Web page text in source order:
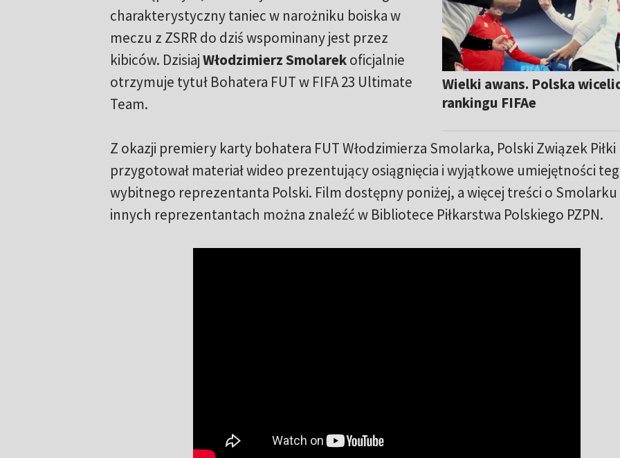
Wielki awans. Polska
rankingu FIFAe
charakterystyczny taniec w narożniku boiska w
meczu z ZSRR do dziś wspominany jest przez
kibiców. DzisiajWłodzimierz Smolarekoficjalnie
otrzymuje tytuł Bohatera FUT w FIFA 23 Ultimate
Team.
Z okazji premiery karty bohatera FUT Włodzimierza Smolarka, Polski Związek Piłki
przygotował materiał wideo prezentujący osiągnięcia i wyjątkowe umiejętności
wybitnego reprezentanta Polski. Film dostępny poniżej, a więcej treści o Smolarku
innych reprezentantach można znaleźć w Bibliotece Piłkarstwa Polskiego PZPN.